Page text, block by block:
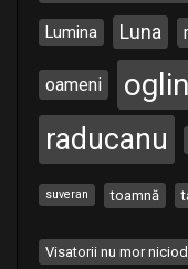
Lumina Luna
oameni
raducanu
suveran toamnă
Visatorii nu mor